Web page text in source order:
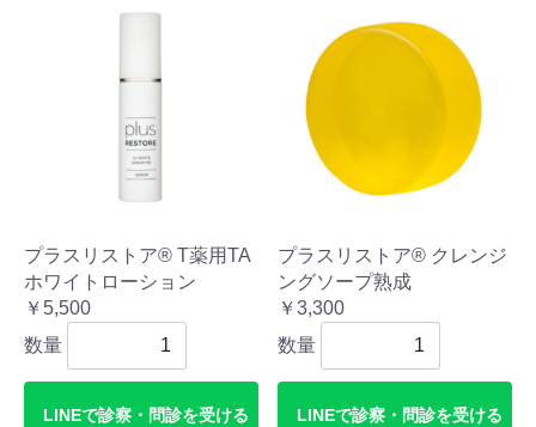
プラスリストア® T薬用TA
ホワイトローション
￥5,500
数量
LINEで診察・問診を受ける
プラスリストア® クレンジ
ングソープ熟成
￥3,300
数量
LINEで診察・問診を受ける